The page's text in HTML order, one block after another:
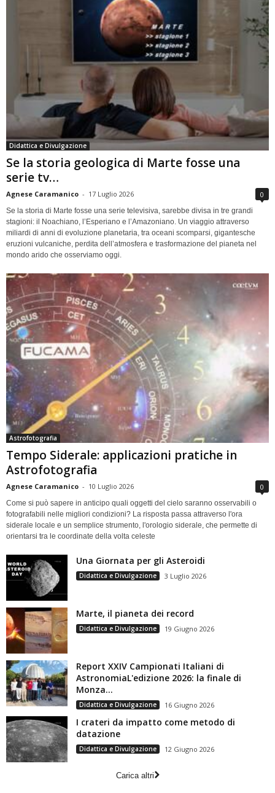
Didattica e Divulgazione
Se la storia geologica di Marte fosse una
serie tv…
Agnese Caramanico - 17 Luglio 2026 0
Se la storia di Marte fosse una serie televisiva, sarebbe divisa in tre grandi
stagioni: il Noachiano, l’Esperiano e l’Amazoniano. Un viaggio attraverso
miliardi di anni di evoluzione planetaria, tra oceani scomparsi, gigantesche
eruzioni vulcaniche, perdita dell’atmosfera e trasformazione del pianeta nel
mondo arido che osserviamo oggi.
Astrofotografia
Tempo Siderale: applicazioni pratiche in
Astrofotografia
Agnese Caramanico - 10 Luglio 2026 0
Come si può sapere in anticipo quali oggetti del cielo saranno osservabili o
fotografabili nelle migliori condizioni? La risposta passa attraverso l'ora
siderale locale e un semplice strumento, l'orologio siderale, che permette di
orientarsi tra le coordinate della volta celeste
Una Giornata per gli Asteroidi
Didattica e Divulgazione 3 Luglio 2026
Marte, il pianeta dei record
Didattica e Divulgazione 19 Giugno 2026
Report XXIV Campionati Italiani di
AstronomiaL'edizione 2026: la finale di
Monza...
Didattica e Divulgazione 16 Giugno 2026
I crateri da impatto come metodo di
datazione
Didattica e Divulgazione 12 Giugno 2026
Carica altri